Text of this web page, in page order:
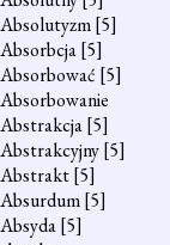
Absolutyzm[5]
Absorbcja[5]
Absorbować [5]
Absorbowanie
Abstrakcja[5]
Abstrakcyjny[5]
Abstrakt[5]
Absurdum[5]
Absyda[5]